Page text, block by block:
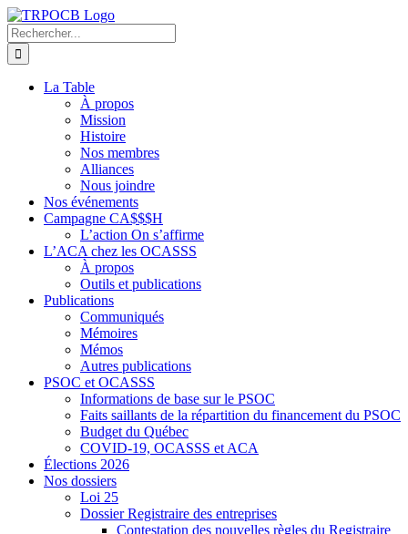
Passer
au
contenu
Rechercher:
La Table
À propos
Mission
Histoire
Nos membres
Alliances
Nous joindre
Nos événements
Campagne CA$$$H
L’action On s’affirme
L’ACA chez les OCASSS
À propos
Outils et publications
Publications
Communiqués
Mémoires
Mémos
Autres publications
PSOC et OCASSS
Informations de base sur le PSOC
Faits saillants de la répartition du financement du PSOC
Budget du Québec
COVID-19, OCASSS et ACA
Élections 2026
Nos dossiers
Loi 25
Dossier Registraire des entreprises
Contestation des nouvelles règles du Registraire